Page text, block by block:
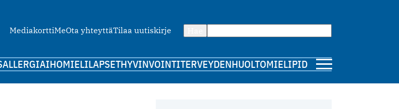
MediakorttiMeOta yhteyttäTilaa uutiskirje
ALLERGIAIHOMIELILAPSETHYVINVOINTITERVEYDENHUOLTOMIELIPIDE